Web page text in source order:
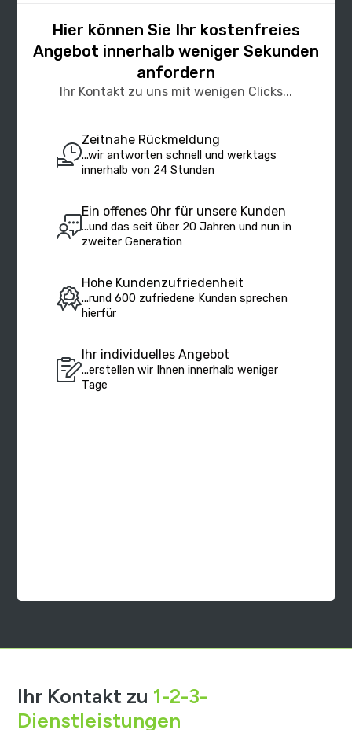
Ihr Kontakt zu 1-2-3-
Dienstleistungen